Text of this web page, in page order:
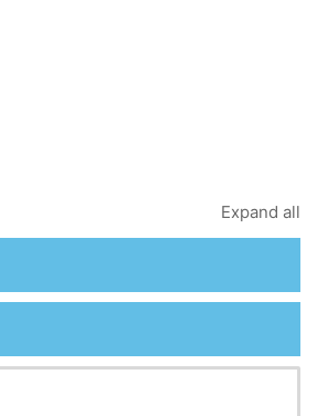
Expand all